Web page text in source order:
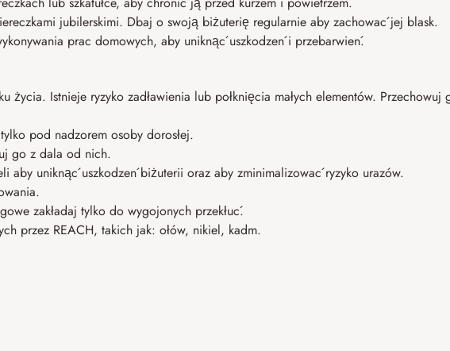
jubilerskimi. Dbaj o swoją biżuterię regularnie aby zachować jej blask.
prac domowych, aby uniknąć uszkodzeń i przebarwień.
Istnieje ryzyko zadławienia lub połknięcia małych elementów.
pod nadzorem osoby dorosłej.
go z dala od nich.
uniknąć uszkodzeń biżuterii oraz aby zminimalizować ryzyko urazów.
zakładaj tylko do wygojonych przekłuć.
przez REACH, takich jak: ołów, nikiel, kadm.